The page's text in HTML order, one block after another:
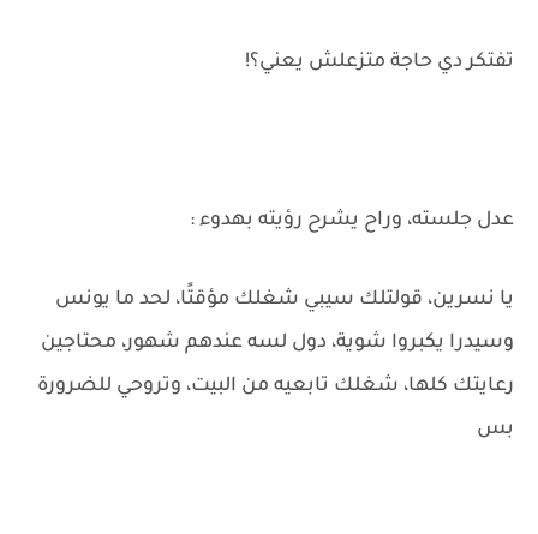
تفتكر دي حاجة متزعلش يعني؟!
عدل جلسته، وراح يشرح رؤيته بهدوء :
يا نسرين، قولتلك سيبي شغلك مؤقتًا، لحد ما يونس
وسيدرا يكبروا شوية، دول لسه عندهم شهور، محتاجين
رعايتك كلها، شغلك تابعيه من البيت، وتروحي للضرورة
بس